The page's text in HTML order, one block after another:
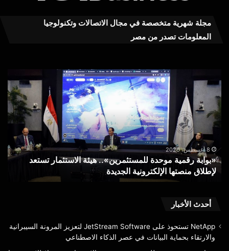
مجلة شهرية متخصصة في مجال الاتصالات وتكنولوجيا
المعلومات تصدر من مصر
ماذا
تفعل
إذا
اكتشفت
خطوط
محمول
مسجلة
باسمك
NTRA
8 أغسطس، 2026
الوصايا الأربع.. ماذا تفعل إذا اكتشفت خطوط محمول
باسمك دون علمك؟ NTRA يجيب
أحدث الأخبار
NetApp تستحوذ على JetStream Software لتعزيز المرونة السيبرانية
والارتقاء بحماية البيانات في عصر الذكاء الاصطناعي